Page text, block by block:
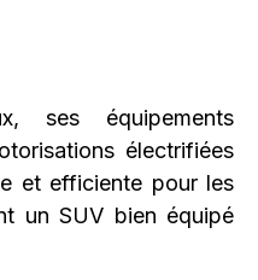
ses équipements
électrifiées
et efficiente pour les
un SUV bien équipé